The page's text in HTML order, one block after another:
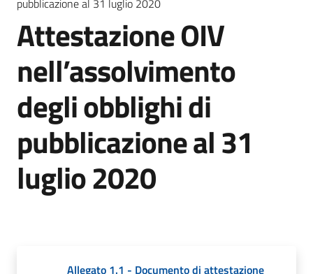
Novità
Servizi
Vivere
San
Giorgio
di
Piano
pubblicazione al 31 luglio 2020
Attestazione OIV
nell’assolvimento
degli obblighi di
pubblicazione al 31
luglio 2020
Allegato 1.1 - Documento di attestazione